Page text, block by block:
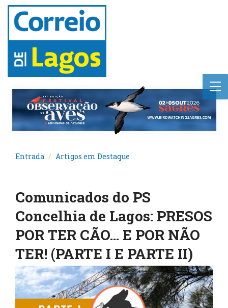
Entrada Artigos em Destaque
Comunicados do PS
Concelhia de Lagos: PRESOS
POR TER CÃO… E POR NÃO
TER! (PARTE I E PARTE II)